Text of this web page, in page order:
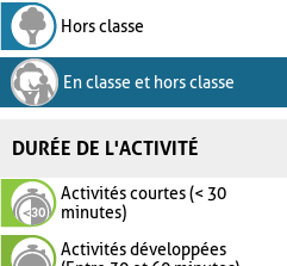
Hors classe
En classe et hors classe
DURÉE DE L'ACTIVITÉ
Activités courtes (< 30
minutes)
Activités développées